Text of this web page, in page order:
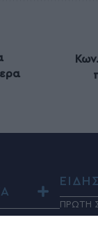
ΠΡΩΤΗ